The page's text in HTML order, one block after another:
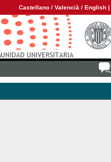
Castellano / Valencià / English |